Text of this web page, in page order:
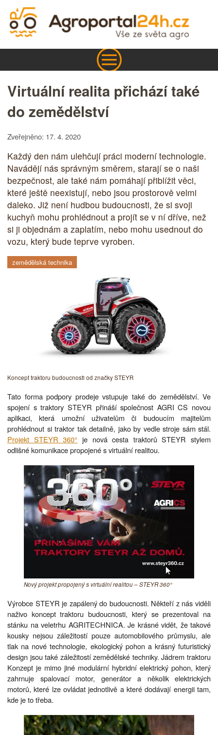
Virtuální realita přichází také
do zemědělství
Zveřejněno: 17. 4. 2020
Každý den nám ulehčují práci moderní technologie.
Navádějí nás správným směrem, starají se o naši
bezpečnost, ale také nám pomáhají přiblížit věci,
které ještě neexistují, nebo jsou prostorově velmi
daleko. Již není hudbou budoucnosti, že si svoji
kuchyň mohu prohlédnout a projít se v ní dříve, než
si ji objednám a zaplatím, nebo mohu usednout do
vozu, který bude teprve vyroben.
zemědělská technika
Koncept traktoru budoucnosti od značky STEYR
Tato forma podpory prodeje vstupuje také do zemědělství. Ve
spojení s traktory STEYR přináší společnost AGRI CS novou
aplikaci, která umožní uživatelům či budoucím majitelům
prohlédnout si traktor tak detailně, jako by vedle stroje sám stál.
Projekt STEYR 360° je nová cesta traktorů STEYR stylem
odlišné komunikace propojené s virtuální realitou.
Nový projekt propojený s virtuální realitou – STEYR 360°
Výrobce STEYR je zapálený do budoucnosti. Někteří z nás viděli
naživo koncept traktoru budoucnosti, který se prezentoval na
stánku na veletrhu AGRITECHNICA. Je krásné vidět, že takové
kousky nejsou záležitostí pouze automobilového průmyslu, ale
tlak na nové technologie, ekologický pohon a krásný futuristický
design jsou také záležitostí zemědělské techniky. Jádrem traktoru
Konzept je mimo jiné modulární hybridní elektrický pohon, který
zahrnuje spalovací motor, generátor a několik elektrických
motorů, které lze ovládat jednotlivě a které dodávají energii tam,
kde je to třeba.